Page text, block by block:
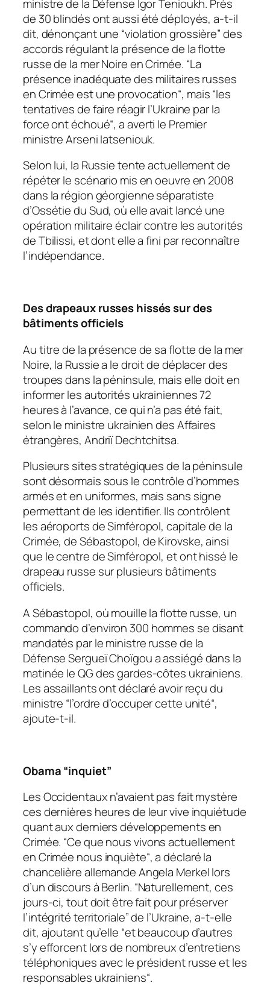
ministre de la Défense Igor Tenioukh. Près
de 30 blindés ont aussi été déployés, a-t-il
dit, dénonçant une “violation grossière” des
accords régulant la présence de la flotte
russe de la mer Noire en Crimée. “La
présence inadéquate des militaires russes
en Crimée est une provocation“, mais “les
tentatives de faire réagir l’Ukraine par la
force ont échoué“, a averti le Premier
ministre Arseni Iatseniouk.
Selon lui, la Russie tente actuellement de
répéter le scénario mis en oeuvre en 2008
dans la région géorgienne séparatiste
d’Ossétie du Sud, où elle avait lancé une
opération militaire éclair contre les autorités
de Tbilissi, et dont elle a fini par reconnaître
l’indépendance.
Des drapeaux russes hissés sur des
bâtiments officiels
Au titre de la présence de sa flotte de la mer
Noire, la Russie a le droit de déplacer des
troupes dans la péninsule, mais elle doit en
informer les autorités ukrainiennes 72
heures à l’avance, ce qui n’a pas été fait,
selon le ministre ukrainien des Affaires
étrangères, Andriï Dechtchitsa.
Plusieurs sites stratégiques de la péninsule
sont désormais sous le contrôle d’hommes
armés et en uniformes, mais sans signe
permettant de les identifier. Ils contrôlent
les aéroports de Simféropol, capitale de la
Crimée, de Sébastopol, de Kirovske, ainsi
que le centre de Simféropol, et ont hissé le
drapeau russe sur plusieurs bâtiments
officiels.
A Sébastopol, où mouille la flotte russe, un
commando d’environ 300 hommes se disant
mandatés par le ministre russe de la
Défense Sergueï Choïgou a assiégé dans la
matinée le QG des gardes-côtes ukrainiens.
Les assaillants ont déclaré avoir reçu du
ministre “l’ordre d’occuper cette unité“,
ajoute-t-il.
Obama “inquiet”
Les Occidentaux n’avaient pas fait mystère
ces dernières heures de leur vive inquiétude
quant aux derniers développements en
Crimée. “Ce que nous vivons actuellement
en Crimée nous inquiète“, a déclaré la
chancelière allemande Angela Merkel lors
d’un discours à Berlin. “Naturellement, ces
jours-ci, tout doit être fait pour préserver
l’intégrité territoriale” de l’Ukraine, a-t-elle
dit, ajoutant qu’elle “et beaucoup d’autres
s’y efforcent lors de nombreux d’entretiens
téléphoniques avec le président russe et les
responsables ukrainiens“.